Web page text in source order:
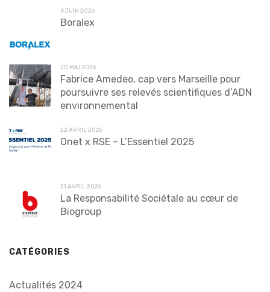
4 JUIN 2026
Boralex
20 MAI 2026
Fabrice Amedeo, cap vers Marseille pour
poursuivre ses relevés scientifiques d’ADN
environnemental
22 AVRIL 2026
Onet x RSE – L’Essentiel 2025
21 AVRIL 2026
La Responsabilité Sociétale au cœur de
Biogroup
CATÉGORIES
Actualités 2024